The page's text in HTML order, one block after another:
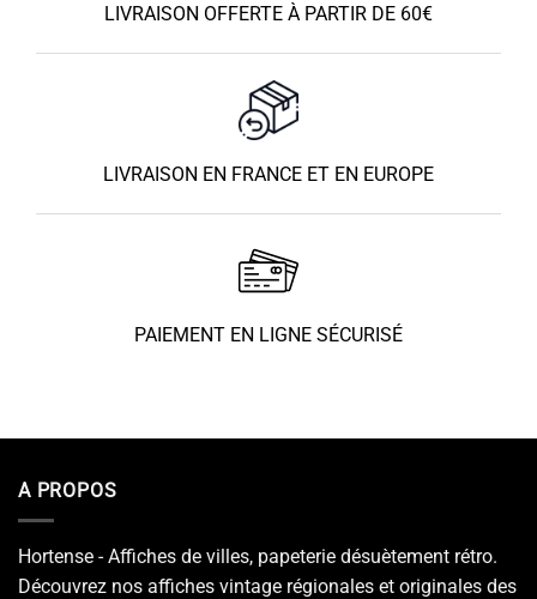
LIVRAISON OFFERTE À PARTIR DE 60€
LIVRAISON EN FRANCE ET EN EUROPE
PAIEMENT EN LIGNE SÉCURISÉ
A PROPOS
Hortense - Affiches de villes, papeterie désuètement rétro.
Découvrez nos affiches vintage régionales et originales des